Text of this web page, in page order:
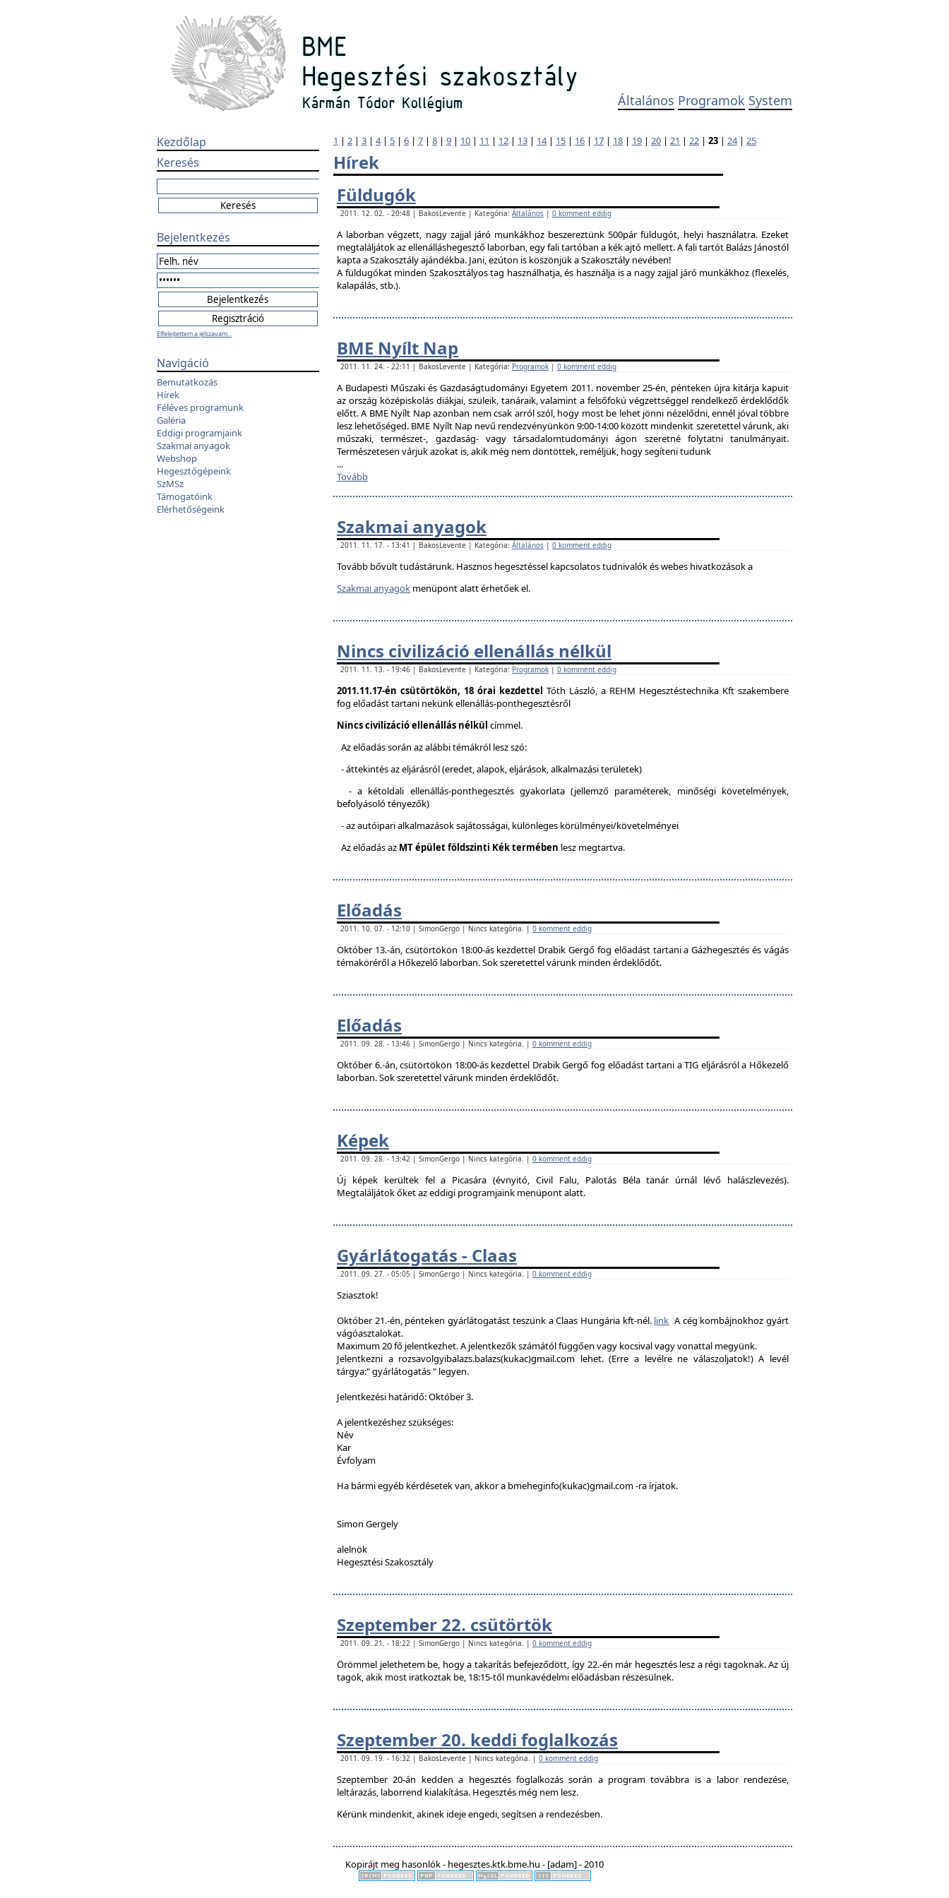
Általános Programok System
Kezdőlap
Keresés
Bejelentkezés
Elfelejtettem a jelszavam...
Navigáció
Bemutatkozás
Hírek
Féléves programunk
Galéria
Eddigi programjaink
Szakmai anyagok
Webshop
Hegesztőgépeink
SzMSz
Támogatóink
Elérhetőségeink
1 | 2 | 3 | 4| 5 | 6 | 7 | 8 | 9 | 10 | 11 | 12 | 13 | 14| 15 | 16 | 17 | 18 | 19 | 20 | 21 | 22 | 23 | 24| 25
Hírek
Füldugók
2011. 12. 02. - 20:48 | BakosLevente | Kategória: Általános | 0 komment eddig
A laborban végzett, nagy zajjal járó munkákhoz beszereztünk 500pár füldugót, helyi használatra. Ezeket
megtaláljátok az ellenálláshegesztő laborban, egy fali tartóban a kék ajtó mellett. A fali tartót Balázs Jánostól
kapta a Szakosztály ajándékba. Jani, ezúton is köszönjük a Szakosztály nevében!
A füldugókat minden Szakosztályos tag használhatja, és használja is a nagy zajjal járó munkákhoz (flexelés,
kalapálás, stb.).
BME Nyílt Nap
2011. 11. 24. - 22:11 | BakosLevente | Kategória: Programok | 0 komment eddig
A Budapesti Műszaki és Gazdaságtudományi Egyetem 2011. november 25-én, pénteken újra kitárja kapuit
az ország középiskolás diákjai, szüleik, tanáraik, valamint a felsőfokú végzettséggel rendelkező érdeklődők
előtt. A BME Nyílt Nap azonban nem csak arról szól, hogy most be lehet jönni nézelődni, ennél jóval többre
lesz lehetőséged. BME Nyílt Nap nevű rendezvényünkön 9:00-14:00 között mindenkit szeretettel várunk, aki
műszaki, természet-, gazdaság- vagy társadalomtudományi ágon szeretné folytatni tanulmányait.
Természetesen várjuk azokat is, akik még nem döntöttek, reméljük, hogy segíteni tudunk
...
Tovább
Szakmai anyagok
2011. 11. 17. - 13:41 | BakosLevente | Kategória: Általános | 0 komment eddig
Tovább bővült tudástárunk. Hasznos hegesztéssel kapcsolatos tudnivalók és webes hivatkozások a
Szakmai anyagok menüpont alatt érhetőek el.
Nincs civilizáció ellenállás nélkül
2011. 11. 13. - 19:46 | BakosLevente | Kategória: Programok | 0 komment eddig
2011.11.17-én csütörtökön, 18 órai kezdettel Tóth László, a REHM Hegesztéstechnika Kft szakembere
fog előadást tartani nekünk ellenállás-ponthegesztésről
Nincs civilizáció ellenállás nélkül címmel.
Az előadás során az alábbi témákról lesz szó:
- áttekintés az eljárásról (eredet, alapok, eljárások, alkalmazási területek)
- a kétoldali ellenállás-ponthegesztés gyakorlata (jellemző paraméterek, minőségi követelmények,
befolyásoló tényezők)
- az autóipari alkalmazások sajátosságai, különleges körülményei/követelményei
Az előadás az MT épület földszinti Kék termében lesz megtartva.
Előadás
2011. 10. 07. - 12:10 | SimonGergo | Nincs kategória. | 0 komment eddig
Október 13.-án, csütörtökön 18:00-ás kezdettel Drabik Gergő fog előadást tartani a Gázhegesztés és vágás
témaköréről a Hőkezelő laborban. Sok szeretettel várunk minden érdeklődőt.
Előadás
2011. 09. 28. - 13:46 | SimonGergo | Nincs kategória. | 0 komment eddig
Október 6.-án, csütörtökön 18:00-ás kezdettel Drabik Gergő fog előadást tartani a TIG eljárásról a Hőkezelő
laborban. Sok szeretettel várunk minden érdeklődőt.
Képek
2011. 09. 28. - 13:42 | SimonGergo | Nincs kategória. | 0 komment eddig
Új képek kerültek fel a Picasára (évnyitó, Civil Falu, Palotás Béla tanár úrnál lévő halászlevezés).
Megtaláljátok őket az eddigi programjaink menüpont alatt.
Gyárlátogatás - Claas
2011. 09. 27. - 05:05 | SimonGergo | Nincs kategória. | 0 komment eddig
Sziasztok!
Október 21.-én, pénteken gyárlátogatást teszünk a Claas Hungária kft-nél. link A cég kombájnokhoz gyárt
vágóasztalokat.
Maximum 20 fő jelentkezhet. A jelentkezők számától függően vagy kocsival vagy vonattal megyünk.
Jelentkezni a rozsavolgyibalazs.balazs(kukac)gmail.com lehet. (Erre a levélre ne válaszoljatok!) A levél
tárgya:" gyárlátogatás " legyen.
Jelentkezési határidő: Október 3.
A jelentkezéshez szükséges:
Név
Kar
Évfolyam
Ha bármi egyéb kérdésetek van, akkor a bmeheginfo(kukac)gmail.com -ra írjatok.
Simon Gergely
alelnök
Hegesztési Szakosztály
Szeptember 22. csütörtök
2011. 09. 21. - 18:22 | SimonGergo | Nincs kategória. | 0 komment eddig
Örömmel jelethetem be, hogy a takarítás befejeződött, így 22.-én már hegesztés lesz a régi tagoknak. Az új
tagok, akik most iratkoztak be, 18:15-től munkavédelmi előadásban részesülnek.
Szeptember 20. keddi foglalkozás
2011. 09. 19. - 16:32 | BakosLevente | Nincs kategória. | 0 komment eddig
Szeptember 20-án kedden a hegesztés foglalkozás során a program továbbra is a labor rendezése,
leltárazás, laborrend kialakítása. Hegesztés még nem lesz.
Kérünk mindenkit, akinek ideje engedi, segítsen a rendezésben.
Kopirájt meg hasonlók - hegesztes.ktk.bme.hu - [adam] - 2010